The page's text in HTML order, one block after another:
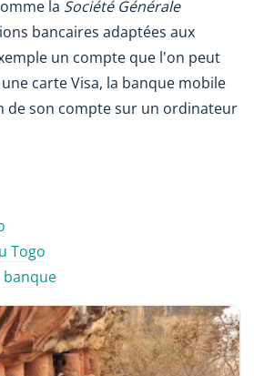
la Société Générale
bancaires adaptées aux
un compte que l'on peut
carte Visa, la banque mobile
de son compte sur un ordinateur
Togo
banque